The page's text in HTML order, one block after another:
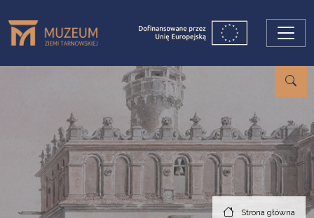
Strona główna